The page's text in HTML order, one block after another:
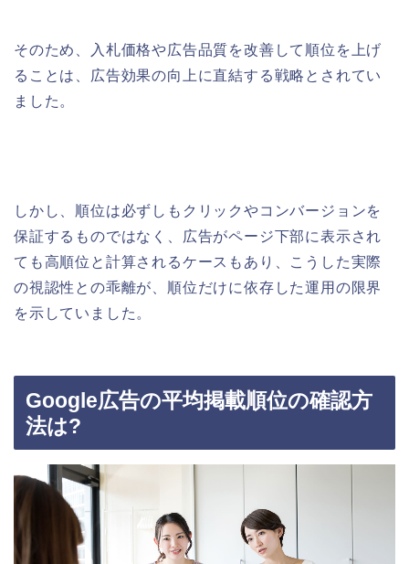
そのため、入札価格や広告品質を改善して順位を上げ
ることは、広告効果の向上に直結する戦略とされてい
ました。
しかし、順位は必ずしもクリックやコンバージョンを
保証するものではなく、広告がページ下部に表示され
ても高順位と計算されるケースもあり、こうした実際
の視認性との乖離が、順位だけに依存した運用の限界
を示していました。
Google広告の平均掲載順位の確認方
法は?